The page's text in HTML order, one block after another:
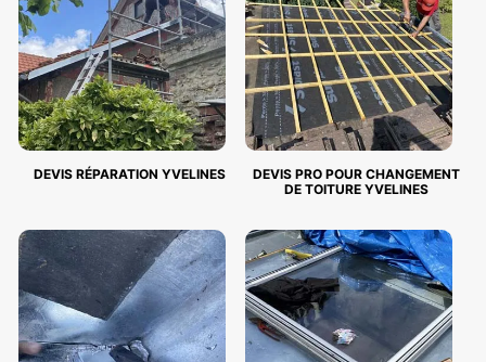
DEVIS RÉPARATION YVELINES
DEVIS PRO POUR CHANGEMENT
DE TOITURE YVELINES